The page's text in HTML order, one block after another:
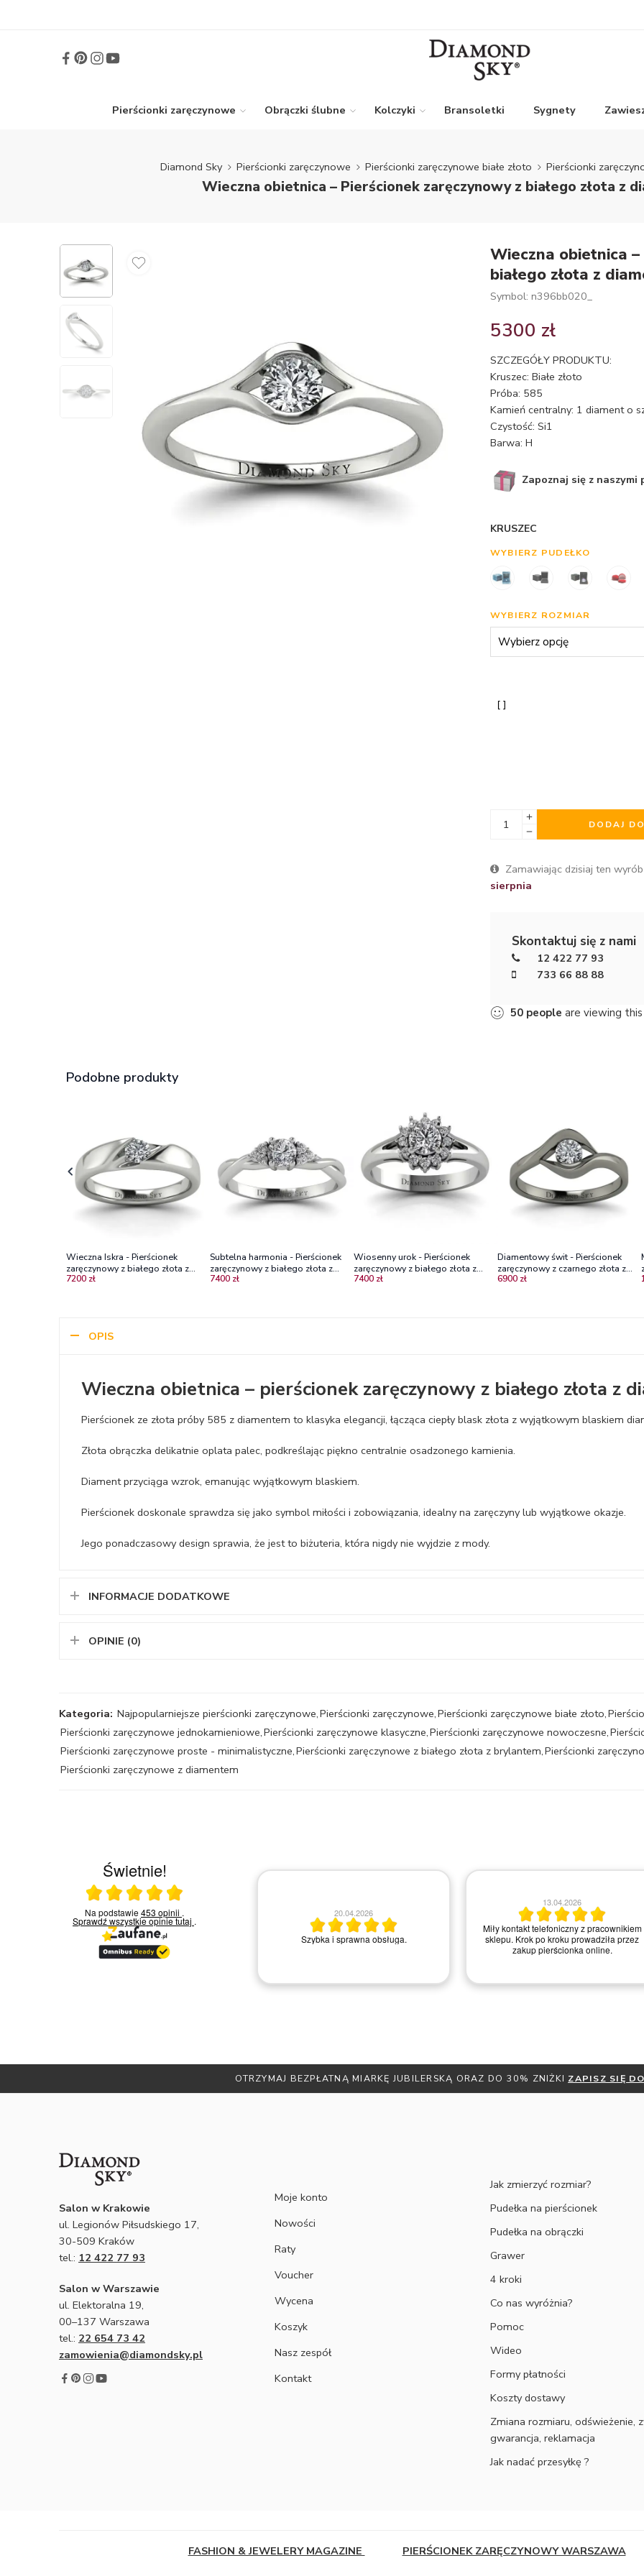
Pierścionki zaręczynowe Obrączki ślubne Kolczyki Bransoletki Sygnety
Diamond Sky Pierścionki zaręczynowe Pierścionki zaręczynowe białe złoto Pierścionki
Wieczna obietnica – Pierścionek zaręczynowy z białego złota z
Wieczna obietnica
białego złota z
Symbol: n396bb020_
5300 zł
SZCZEGÓŁY PRODUKTU:
Kruszec: Białe złoto
Próba: 585
Kamień centralny: 1 diament o
Czystość: Si1
Barwa: H
Zapoznaj się z naszymi
KRUSZEC
WYBIERZ PUDEŁKO
WYBIERZ ROZMIAR
DODAJ
Zamawiając dzisiaj ten
sierpnia
Skontaktuj się z nami
12 422 77 93
733 66 88 88
50 people are viewing
Podobne produkty
Wieczna Iskra - Pierścionek
zaręczynowy z białego złota z
diamentem 0,20 ct
7200 zł
Subtelna harmonia - Pierścionek
zaręczynowy z białego złota z
diamentami
7400 zł
Wiosenny urok - Pierścionek
zaręczynowy z białego złota z
brylantami
7400 zł
Diamentowy świt - Pierścionek
zaręczynowy z czarnego złota z
diamentem 0,25 ct
6900 zł
OPIS
Wieczna obietnica – pierścionek zaręczynowy z białego złota z
Pierścionek ze złota próby 585 z diamentem to klasyka elegancji, łącząca ciepły blask złota z wyjątkowym blaskiem
Złota obrączka delikatnie oplata palec, podkreślając piękno centralnie osadzonego kamienia.
Diament przyciąga wzrok, emanując wyjątkowym blaskiem.
Pierścionek doskonale sprawdza się jako symbol miłości i zobowiązania, idealny na zaręczyny lub wyjątkowe okazje.
Jego ponadczasowy design sprawia, że jest to biżuteria, która nigdy nie wyjdzie z mody.
INFORMACJE DODATKOWE
OPINIE (0)
Kategoria: Najpopularniejsze pierścionki zaręczynowe,Pierścionki zaręczynowe,Pierścionki zaręczynowe białe złoto,
Pierścionki zaręczynowe jednokamieniowe,Pierścionki zaręczynowe klasyczne,Pierścionki zaręczynowe nowoczesne,
Pierścionki zaręczynowe proste - minimalistyczne,Pierścionki zaręczynowe z białego złota z brylantem,Pierścionki
Pierścionki zaręczynowe z diamentem
Świetnie!
Ocena średnia 5 na 5
Na podstawie453 opinii .
Sprawdź wszystkie opinietutaj .
30.03.2026
Bardzo dobry kontakt.!!!
Bardzo miła i kompetentna obsługa.
Polecam
20.03.2026
Zakup przeszedł poztywnie
OTRZYMAJ BEZPŁATNĄ MIARKĘ JUBILERSKĄ ORAZ DO 30% ZNIŻKI ZAPISZ SIĘ
Salon w Krakowie
ul. Legionów Piłsudskiego 17,
30-509 Kraków
tel.: 12 422 77 93
Salon w Warszawie
ul. Elektoralna 19,
00–137 Warszawa
tel.: 22 654 73 42
zamowienia@diamondsky.pl
Moje konto
Nowości
Raty
Voucher
Wycena
Koszyk
Nasz zespół
Kontakt
Jak zmierzyć rozmiar?
Pudełka na pierścionek
Pudełka na obrączki
Grawer
4 kroki
Co nas wyróżnia?
Pomoc
Wideo
Formy płatności
Koszty dostawy
Zmiana rozmiaru, odświeżenie,
gwarancja, reklamacja
Jak nadać przesyłkę ?
FASHION & JEWELERY MAGAZINE PIERŚCIONEK ZARĘCZYNOWY WARSZAWA